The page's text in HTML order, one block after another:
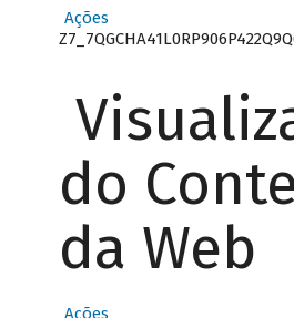
Ações
do
da Web